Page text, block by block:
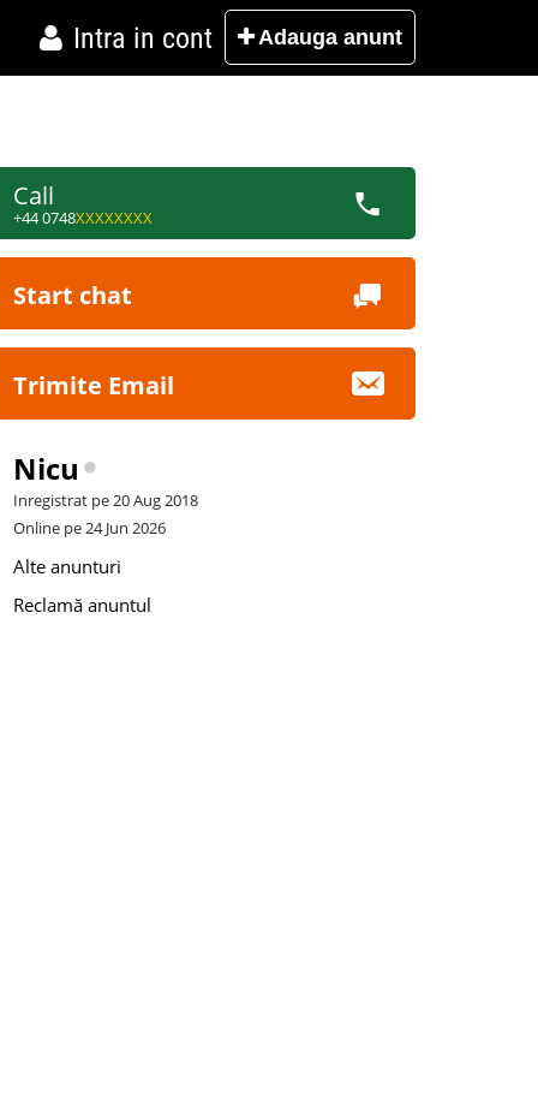
Intra in cont Adauga anunt
Call
+44 0748XXXXXXXX
Start chat
Trimite Email
Nicu
Inregistrat pe 20 Aug 2018
Online pe 24 Jun 2026
Alte anunturi
Reclamă anuntul